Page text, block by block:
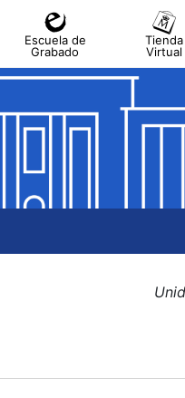
Escuela de
Grabado
Tienda
Virtual